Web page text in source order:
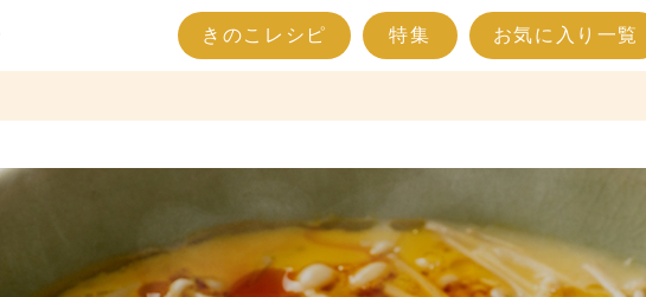
きのこレシピ 特集 お気に入り一覧